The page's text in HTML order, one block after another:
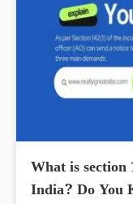
What is
India? Do You